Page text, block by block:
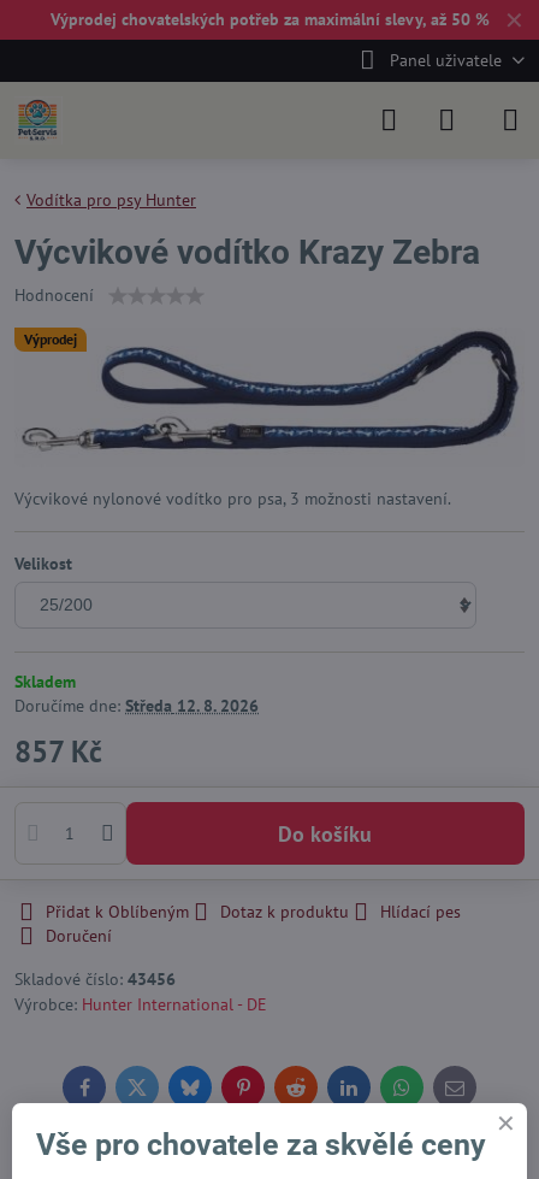
✕
Výprodej chovatelských potřeb za maximální slevy, až 50 %
Panel uživatele
Výprodej
Vodítka pro psy Hunter
Výcvikové vodítko Krazy Zebra
Hodnocení
Výcvikové nylonové vodítko pro psa, 3 možnosti nastavení.
Velikost
Skladem
Doručíme dne: Středa 12. 8. 2026
857 Kč
Do košíku
Přidat k Oblíbeným Dotaz k produktu
Hlídací pes
Doručení
Skladové číslo: 43456
Výrobce: Hunter International - DE
FacebookTwitterBlueskyPinterestReddit LinkedInWhatsApp
E-
Předchozí produkt Následující produkt
Vše pro chovatele za skvělé ceny